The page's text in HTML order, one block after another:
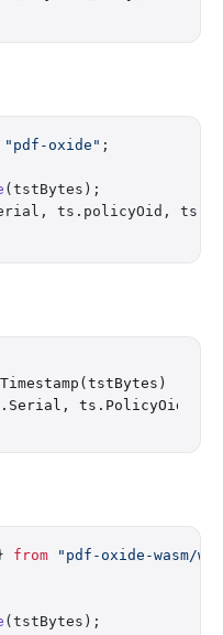
"pdf-oxide" ;
(tstBytes);
ts.policyOid,
from "pdf-oxide-wasm/
(tstBytes);